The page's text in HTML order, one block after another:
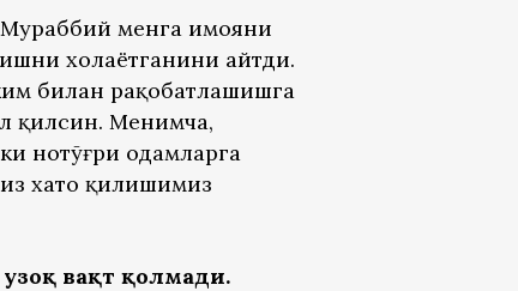
менга ҳимояни
хоҳлаётганини айтди.
билан рақобатлашишга
қилсин. Менимча,
нотўғри одамларга
хато қилишимиз
вақт қолмади.